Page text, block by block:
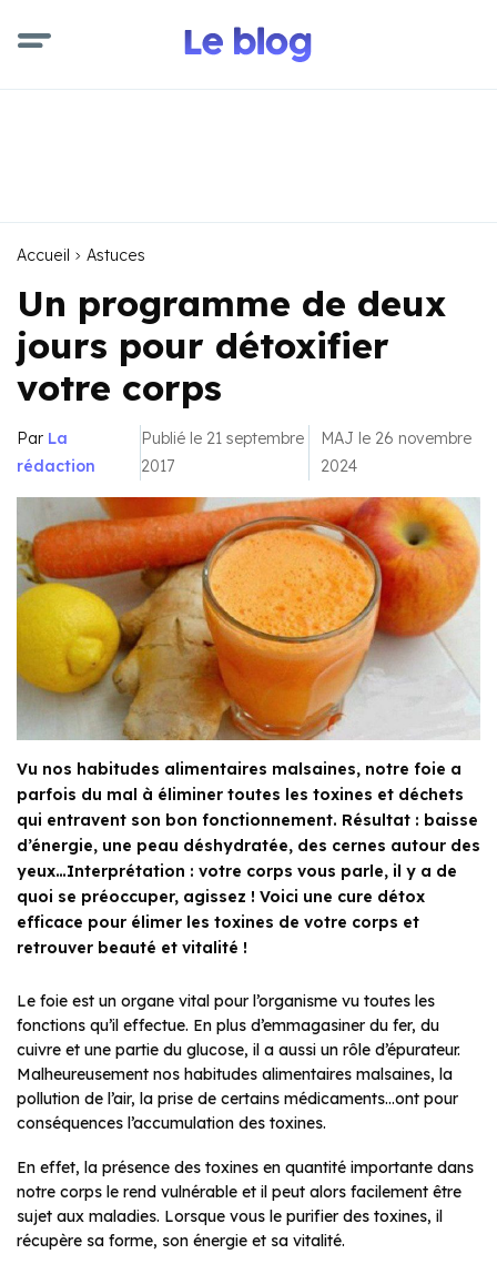
Accueil Astuces
Un programme de deux
jours pour détoxifier
votre corps
Par La
rédaction
Publié le 21 septembre
2017
MAJ le 26 novembre
2024
Vu nos habitudes alimentaires malsaines, notre foie a
parfois du mal à éliminer toutes les toxines et déchets
qui entravent son bon fonctionnement. Résultat : baisse
d’énergie, une peau déshydratée, des cernes autour des
yeux…Interprétation : votre corps vous parle, il y a de
quoi se préoccuper, agissez ! Voici une cure détox
efficace pour élimer les toxines de votre corps et
retrouver beauté et vitalité !
Le foie est un organe vital pour l’organisme vu toutes les
fonctions qu’il effectue. En plus d’emmagasiner du fer, du
cuivre et une partie du glucose, il a aussi un rôle d’épurateur.
Malheureusement nos habitudes alimentaires malsaines, la
pollution de l’air, la prise de certains médicaments…ont pour
conséquences l’accumulation des toxines.
En effet, la présence des toxines en quantité importante dans
notre corps le rend vulnérable et il peut alors facilement être
sujet aux maladies. Lorsque vous le purifier des toxines, il
récupère sa forme, son énergie et sa vitalité.